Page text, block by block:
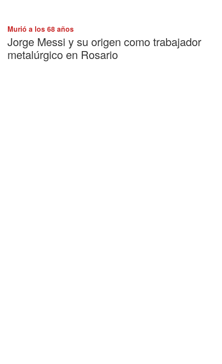
Murió a los 68 años
Jorge Messi y su origen como trabajador
metalúrgico en Rosario